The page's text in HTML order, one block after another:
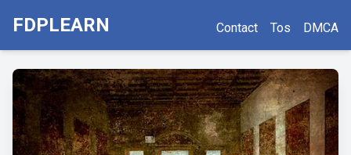
FDPLEARN Contact Tos DMCA